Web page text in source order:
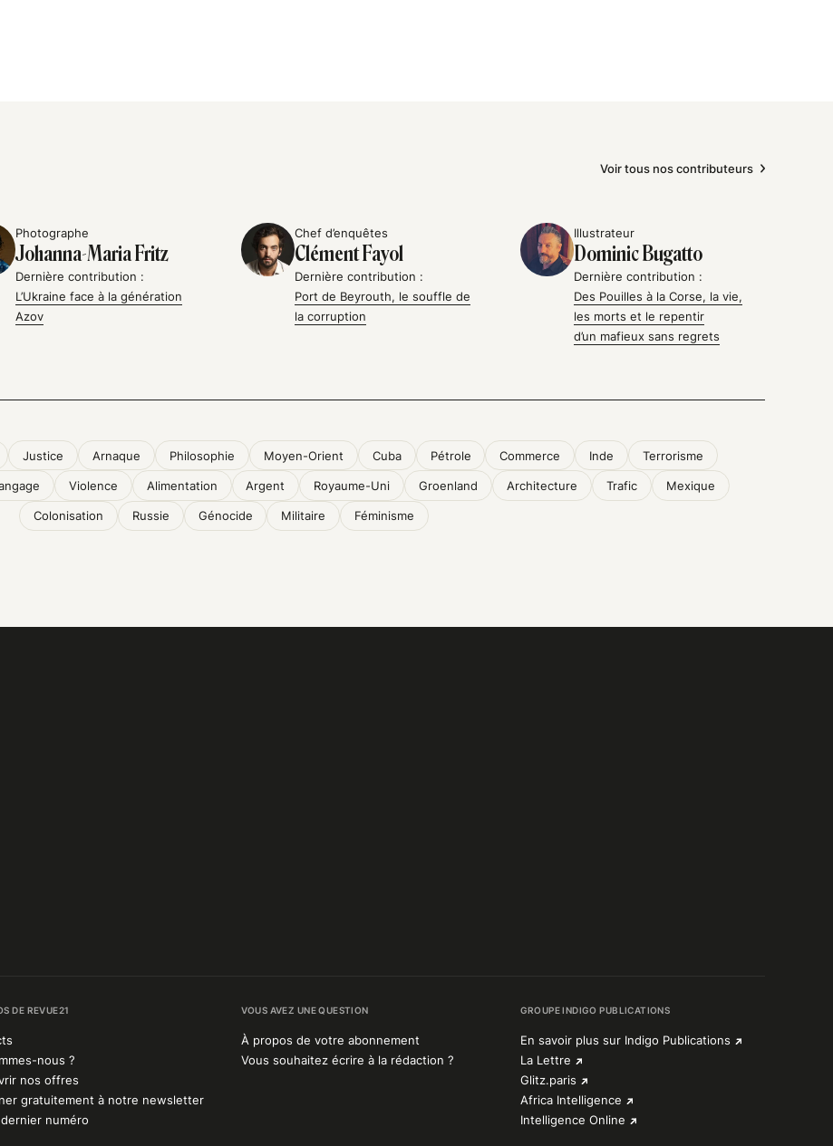
Voir tous nos contributeurs
Photographe
Johanna-Maria Fritz
Dernière contribution :
L’Ukraine face à la génération
Azov
Chef d’enquêtes
Clément Fayol
Dernière contribution :
Port de Beyrouth, le souffle de
la corruption
Illustrateur
Dominic Bugatto
Dernière contribution :
Des Pouilles à la Corse, la vie,
les morts et le repentir
d’un mafieux sans regrets
Justice Arnaque Philosophie Moyen-Orient Cuba Pétrole Commerce Inde Terrorisme
Violence Alimentation Argent Royaume-Uni Groenland Architecture Trafic Mexique
Colonisation Russie Génocide Militaire Féminisme
DE REVUE21
nous ?
nos offres
gratuitement à notre newsletter
numéro
VOUS AVEZ UNE QUESTION
À propos de votre abonnement
Vous souhaitez écrire à la rédaction ?
GROUPE INDIGO PUBLICATIONS
En savoir plus sur Indigo Publications
La Lettre
Glitz.paris
Africa Intelligence
Intelligence Online